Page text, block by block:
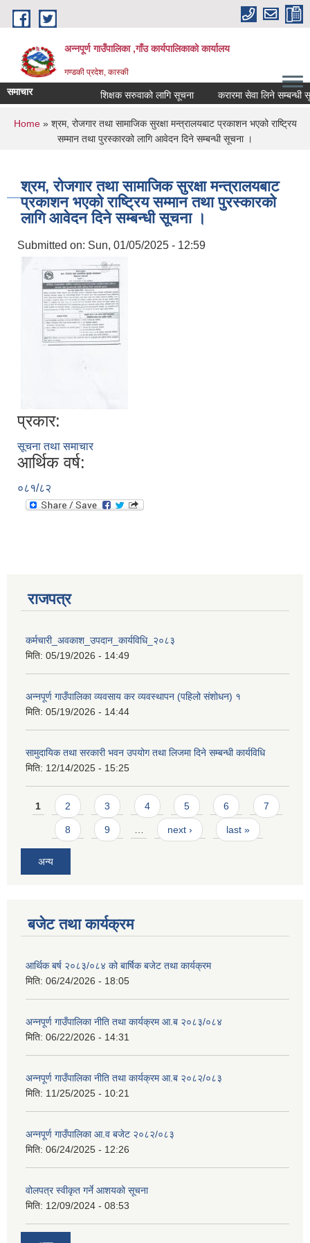
Skip to main content
अन्नपूर्ण गाउँपालिका ,गाँउ कार्यपालिकाको कार्यालय
गण्डकी प्रदेश, कास्की
समाचार शिक्षक सरुवाको लागि सूचना करारमा सेवा लिने सम्बन्धी
You are here
Home» श्रम, रोजगार तथा सामाजिक सुरक्षा मन्त्रालयबाट प्रकाशन भएको राष्ट्रिय
सम्मान तथा पुरस्कारको लागि आवेदन दिने सम्बन्धी सूचना ।
श्रम, रोजगार तथा सामाजिक सुरक्षा मन्त्रालयबाट
प्रकाशन भएको राष्ट्रिय सम्मान तथा पुरस्कारको
लागि आवेदन दिने सम्बन्धी सूचना ।
Submitted on: Sun, 01/05/2025 - 12:59
प्रकार:
सूचना तथा समाचार
आर्थिक वर्ष:
०८१/८२
राजपत्र
कर्मचारी_अवकाश_उपदान_कार्यविधि_२०८३
मिति: 05/19/2026 - 14:49
अन्नपूर्ण गाउँपालिका व्यवसाय कर व्यवस्थापन (पहिलो संशोधन) १
मिति: 05/19/2026 - 14:44
सामुदायिक तथा सरकारी भवन उपयोग तथा लिजमा दिने सम्बन्धी कार्यविधि
मिति: 12/14/2025 - 15:25
Pages
1 2 3 4 5 6 7
8 9 next › last »
अन्य
बजेट तथा कार्यक्रम
आर्थिक बर्ष २०८३/०८४ को बार्षिक बजेट तथा कार्यक्रम
मिति: 06/24/2026 - 18:05
अन्नपूर्ण गाउँपालिका नीति तथा कार्यक्रम आ.ब २०८३/०८४
मिति: 06/22/2026 - 14:31
अन्नपूर्ण गाउँपालिका नीति तथा कार्यक्रम आ.ब २०८२/०८३
मिति: 11/25/2025 - 10:21
अन्नपूर्ण गाउँपालिका आ.व बजेट २०८२/०८३
मिति: 06/24/2025 - 12:26
वोलपत्र स्वीकृत गर्ने आशयको सूचना
मिति: 12/09/2024 - 08:53